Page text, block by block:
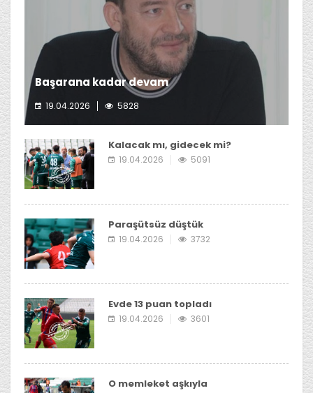
Başarana kadar devam
19.04.2026 5828
Giresunspor başkanı Emin Eltuğral yeni, dönemde de
Kalacak mı, gidecek mi?
19.04.2026 5091
Paraşütsüz düştük
19.04.2026 3732
Evde 13 puan topladı
19.04.2026 3601
O memleket aşkıyla